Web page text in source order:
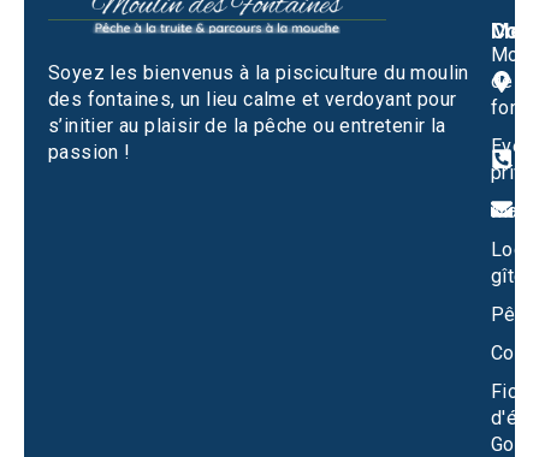
Soyez les bienvenus à la pisciculture du moulin
des fontaines, un lieu calme et verdoyant pour
s’initier au plaisir de la pêche ou entretenir la
passion !
des
privé
gîtes
Fiche